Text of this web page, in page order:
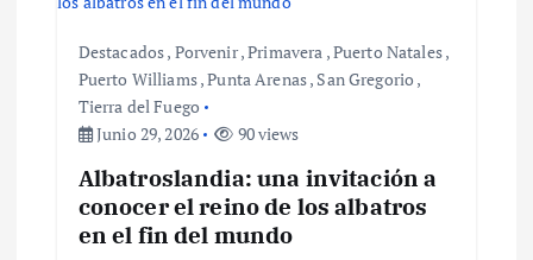
Destacados, Porvenir,Primavera ,Puerto Natales,
Puerto Williams,Punta Arenas, San Gregorio ,
Tierra del Fuego
Junio 29, 2026
90 views
Albatroslandia: una invitación a
conocer el reino de los albatros
en el fin del mundo